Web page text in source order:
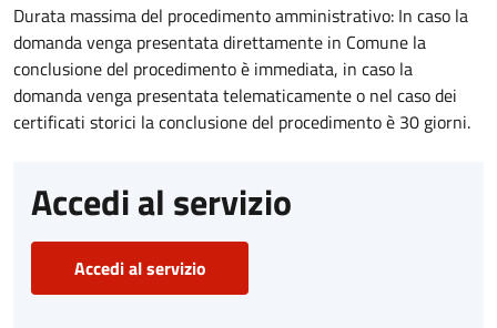
Durata massima del procedimento amministrativo: In caso la
domanda venga presentata direttamente in Comune la
conclusione del procedimento è immediata, in caso la
domanda venga presentata telematicamente o nel caso dei
certificati storici la conclusione del procedimento è 30 giorni.
Accedi al servizio
Accedi al servizio